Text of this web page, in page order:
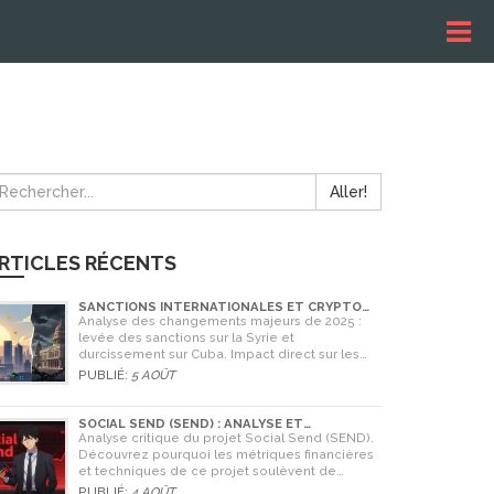
Aller!
RÉCENTS
SANCTIONS INTERNATIONALES ET CRYPTO
EN SYRIE ET CUBA : L'IMPACT MAJEUR DE 2025
Analyse des changements majeurs de 2025 :
levée des sanctions sur la Syrie et
durcissement sur Cuba. Impact direct sur les
banques, le commerce et l'utilisation des
PUBLIÉ: 5 AOÛT
SOCIAL SEND (SEND) : ANALYSE ET
AVERTISSEMENTS CRITIQUES POUR 2026
Analyse critique du projet Social Send (SEND).
Découvrez pourquoi les métriques financières
et techniques de ce projet soulèvent de
graves doutes quant à sa légitimité en 2026.